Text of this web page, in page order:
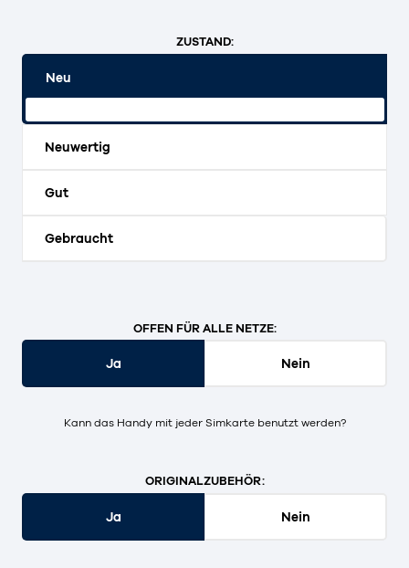
ZUSTAND:
Neu
Neuwertig
Gut
Gebraucht
OFFEN FÜR ALLE NETZE:
Ja Nein
Kann das Handy mit jeder Simkarte benutzt werden?
ORIGINALZUBEHÖR:
Ja Nein